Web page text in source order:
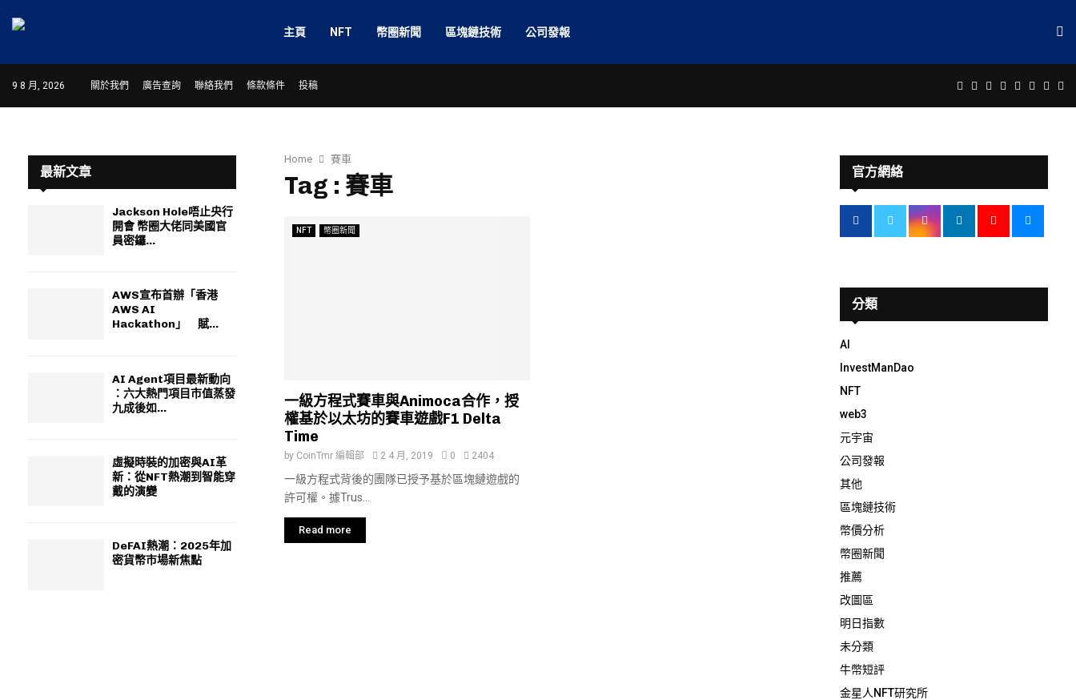
主頁 NFT 幣圈新聞 區塊鏈技術 公司發報
9 8 月, 2026 關於我們 廣告查詢 聯絡我們 條款條件 投稿 Facebook
TwitterInstagram
Linkedin
Youtube
Email
Rss
Home 賽車
Tag : 賽車
NFT 幣圈新聞
一級方程式賽車與Animoca合作，授
權基於以太坊的賽車遊戲F1 Delta
Time
by CoinTmr 編輯部 2 4 月, 2019 0 2404
一級方程式背後的團隊已授予基於區塊鏈遊戲的
許可權。據Trus...
Read more
最新文章
Jackson Hole唔止央行
開會 幣圈大佬同美國官
員密鑼...
AWS宣布首辦「香港
AWS AI
Hackathon」 賦...
AI Agent項目最新動向
：六大熱門項目市值蒸發
九成後如...
虛擬時裝的加密與AI革
新：從NFT熱潮到智能穿
戴的演變
DeFAI熱潮：2025年加
密貨幣市場新焦點
官方網絡
分類
AI
InvestManDao
NFT
web3
元宇宙
公司發報
其他
區塊鏈技術
幣價分析
幣圈新聞
推薦
改圖區
明日指數
未分類
牛幣短評
金星人NFT研究所